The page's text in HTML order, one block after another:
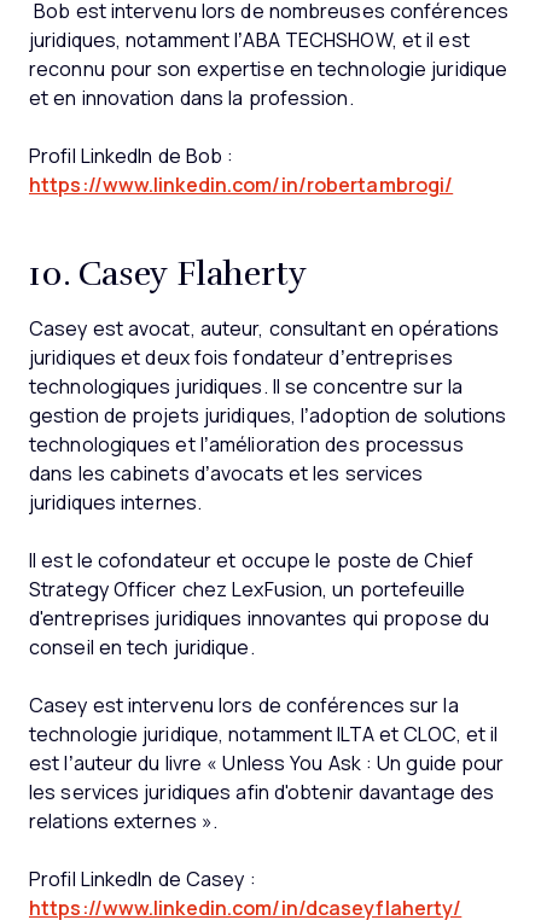
Bob est intervenu lors de nombreuses conférences
juridiques, notamment l’ABA TECHSHOW, et il est
reconnu pour son expertise en technologie juridique
et en innovation dans la profession.
Profil LinkedIn de Bob :
https://www.linkedin.com/in/robertambrogi/
10. Casey Flaherty
Casey est avocat, auteur, consultant en opérations
juridiques et deux fois fondateur d’entreprises
technologiques juridiques. Il se concentre sur la
gestion de projets juridiques, l’adoption de solutions
technologiques et l’amélioration des processus
dans les cabinets d’avocats et les services
juridiques internes.
Il est le cofondateur et occupe le poste de Chief
Strategy Officer chez LexFusion, un portefeuille
d'entreprises juridiques innovantes qui propose du
conseil en tech juridique.
Casey est intervenu lors de conférences sur la
technologie juridique, notamment ILTA et CLOC, et il
est l’auteur du livre « Unless You Ask : Un guide pour
les services juridiques afin d'obtenir davantage des
relations externes ».
Profil LinkedIn de Casey :
https://www.linkedin.com/in/dcaseyflaherty/